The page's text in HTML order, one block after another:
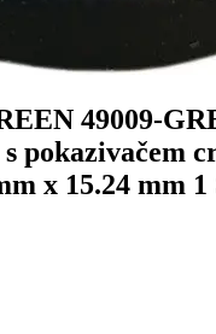
49009-
pokazivačem
x 15.24 mm 1